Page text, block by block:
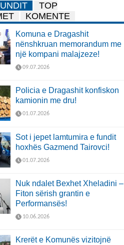
TOP
KOMENTE
Komuna e Dragashit
nënshkruan memorandum me
një kompani malajzeze!
09.07.2026
Policia e Dragashit konfiskon
kamionin me dru!
01.07.2026
Sot i jepet lamtumira e fundit
hoxhës Gazmend Tairovci!
01.07.2026
Nuk ndalet Bexhet Xheladini –
Fiton sërish grantin e
Performansës!
10.06.2026
Krerët e Komunës vizitojnë